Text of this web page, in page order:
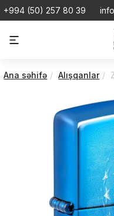
+994 (50) 257 80 39
Ana səhifə Alışqanlar